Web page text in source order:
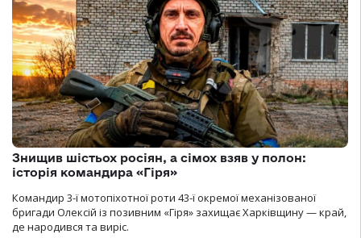
Знищив шістьох росіян, а сімох взяв у полон:
історія командира «Гіря»
Командир 3-ї мотопіхотної роти 43-ї окремої механізованої
бригади Олексій із позивним «Гіря» захищає Харківщину — край,
де народився та виріс.